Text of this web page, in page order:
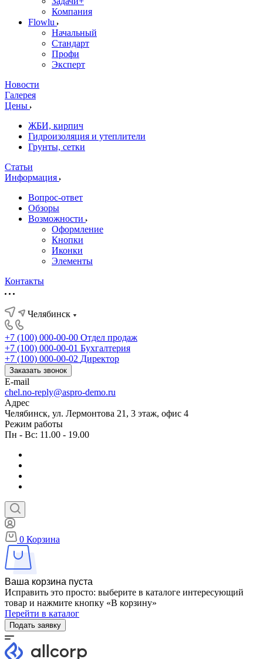
Компания
Flowlu
Начальный
Стандарт
Профи
Эксперт
Новости
Галерея
Цены
ЖБИ, кирпич
Гидроизоляция и утеплители
Грунты, сетки
Статьи
Информация
Вопрос-ответ
Обзоры
Возможности
Оформление
Кнопки
Иконки
Элементы
Контакты
Челябинск
+7 (100) 000-00-00 Отдел продаж
+7 (100) 000-00-01 Бухгалтерия
+7 (100) 000-00-02 Директор
Заказать звонок
E-mail
chel.no-reply@aspro-demo.ru
Адрес
Челябинск, ул. Лермонтова 21, 3 этаж, офис 4
Режим работы
Пн - Вс: 11.00 - 19.00
0 Корзина
Ваша корзина пуста
Исправить это просто: выберите в каталоге интересующий
товар и нажмите кнопку «В корзину»
Перейти в каталог
Подать заявку